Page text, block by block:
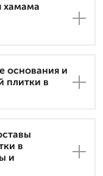
хамама
основания и
плитки в
в
и